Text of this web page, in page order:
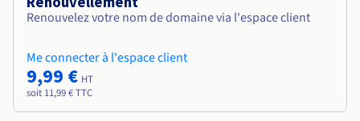
Renouvelez votre nom de domaine via l'espace client
Me connecter à l'espace client
9,99 € HT
soit 11,99 € TTC